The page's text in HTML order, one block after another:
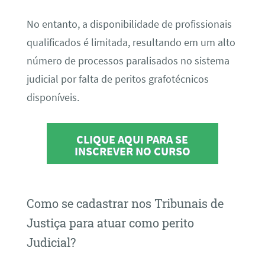
No entanto, a disponibilidade de profissionais
qualificados é limitada, resultando em um alto
número de processos paralisados no sistema
judicial por falta de peritos grafotécnicos
disponíveis.
CLIQUE AQUI PARA SE
INSCREVER NO CURSO
Como se cadastrar nos Tribunais de
Justiça para atuar como perito
Judicial?